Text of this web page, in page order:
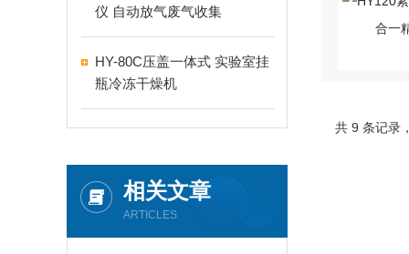
仪 自动放气废气收集
HY-80C压盖一体式 实验室挂
瓶冷冻干燥机
相关文章
ARTICLES
共 9 条记录